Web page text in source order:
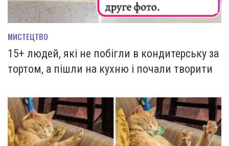
МИСТЕЦТВО
15+ людей, які не побігли в кондитерську за
тортом, а пішли на кухню і почали творити